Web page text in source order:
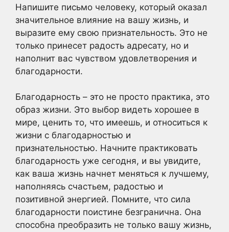
Напишите письмо человеку, который оказал
значительное влияние на вашу жизнь, и
выразите ему свою признательность. Это не
только принесет радость адресату, но и
наполнит вас чувством удовлетворения и
благодарности.
Благодарность – это не просто практика, это
образ жизни. Это выбор видеть хорошее в
мире, ценить то, что имеешь, и относиться к
жизни с благодарностью и
признательностью. Начните практиковать
благодарность уже сегодня, и вы увидите,
как ваша жизнь начнет меняться к лучшему,
наполняясь счастьем, радостью и
позитивной энергией. Помните, что сила
благодарности поистине безгранична. Она
способна преобразить не только вашу жизнь,